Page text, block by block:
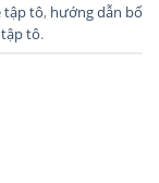
tập tô, hướng dẫn bố
tô.